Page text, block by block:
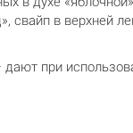
свайп в верхней
при